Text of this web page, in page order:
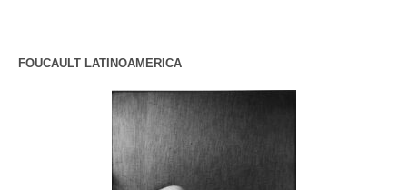
FOUCAULT LATINOAMERICA